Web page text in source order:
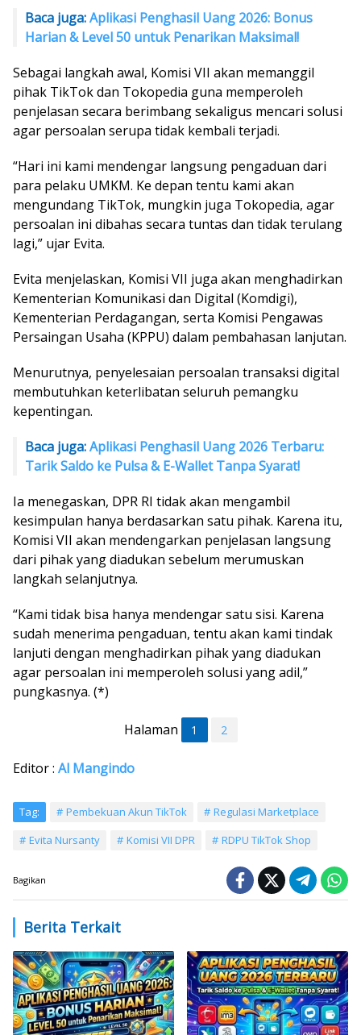
Baca juga:Aplikasi Penghasil Uang 2026: Bonus
Harian & Level 50 untuk Penarikan Maksimal!
Sebagai langkah awal, Komisi VII akan memanggil
pihak TikTok dan Tokopedia guna memperoleh
penjelasan secara berimbang sekaligus mencari solusi
agar persoalan serupa tidak kembali terjadi.
“Hari ini kami mendengar langsung pengaduan dari
para pelaku UMKM. Ke depan tentu kami akan
mengundang TikTok, mungkin juga Tokopedia, agar
persoalan ini dibahas secara tuntas dan tidak terulang
lagi,” ujar Evita.
Evita menjelaskan, Komisi VII juga akan menghadirkan
Kementerian Komunikasi dan Digital (Komdigi),
Kementerian Perdagangan, serta Komisi Pengawas
Persaingan Usaha (KPPU) dalam pembahasan lanjutan.
Menurutnya, penyelesaian persoalan transaksi digital
membutuhkan keterlibatan seluruh pemangku
kepentingan.
Baca juga:Aplikasi Penghasil Uang 2026 Terbaru:
Tarik Saldo ke Pulsa & E-Wallet Tanpa Syarat!
Ia menegaskan, DPR RI tidak akan mengambil
kesimpulan hanya berdasarkan satu pihak. Karena itu,
Komisi VII akan mendengarkan penjelasan langsung
dari pihak yang diadukan sebelum merumuskan
langkah selanjutnya.
“Kami tidak bisa hanya mendengar satu sisi. Karena
sudah menerima pengaduan, tentu akan kami tindak
lanjuti dengan menghadirkan pihak yang diadukan
agar persoalan ini memperoleh solusi yang adil,”
pungkasnya. (*)
Halaman 1 2
Editor : Al Mangindo
Tag: Pembekuan Akun TikTok
Regulasi Marketplace
Evita Nursanty
Komisi VII DPR RDPU TikTok Shop
Bagikan
Berita Terkait